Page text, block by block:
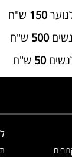
150 ש"ח
500 ש"ח
50 ש"ח